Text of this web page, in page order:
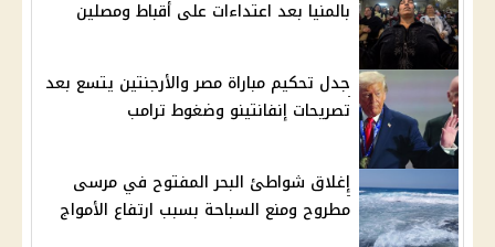
بالمنيا بعد اعتداءات على أقباط ومصلين
جدل تحكيم مباراة مصر والأرجنتين يتسع بعد
تصريحات إنفانتينو وضغوط ترامب
إغلاق شواطئ البحر المفتوح في مرسى
مطروح ومنع السباحة بسبب ارتفاع الأمواج